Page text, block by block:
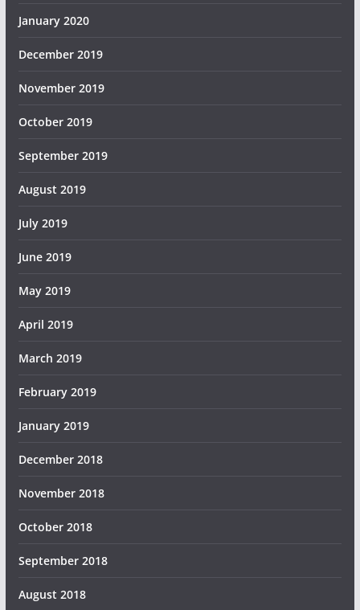
January 2020
December 2019
November 2019
October 2019
September 2019
August 2019
July 2019
June 2019
May 2019
April 2019
March 2019
February 2019
January 2019
December 2018
November 2018
October 2018
September 2018
August 2018